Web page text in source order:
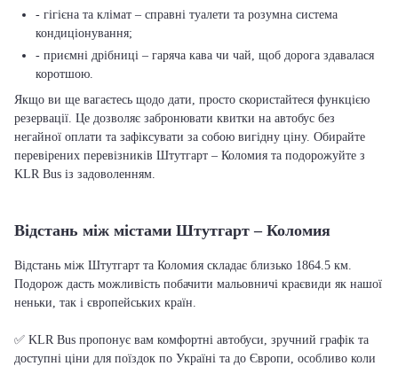
- гігієна та клімат – справні туалети та розумна система
кондиціонування;
- приємні дрібниці – гаряча кава чи чай, щоб дорога здавалася
коротшою.
Якщо ви ще вагаєтесь щодо дати, просто скористайтеся функцією
резервації. Це дозволяє забронювати квитки на автобус без
негайної оплати та зафіксувати за собою вигідну ціну. Обирайте
перевірених перевізників Штутгарт – Коломия та подорожуйте з
KLR Bus із задоволенням.
Відстань між містами Штутгарт – Коломия
Відстань між Штутгарт та Коломия складає близько 1864.5 км.
Подорож дасть можливість побачити мальовничі краєвиди як нашої
неньки, так і європейських країн.
✅ KLR Bus пропонує вам комфортні автобуси, зручний графік та
доступні ціни для поїздок по Україні та до Європи, особливо коли